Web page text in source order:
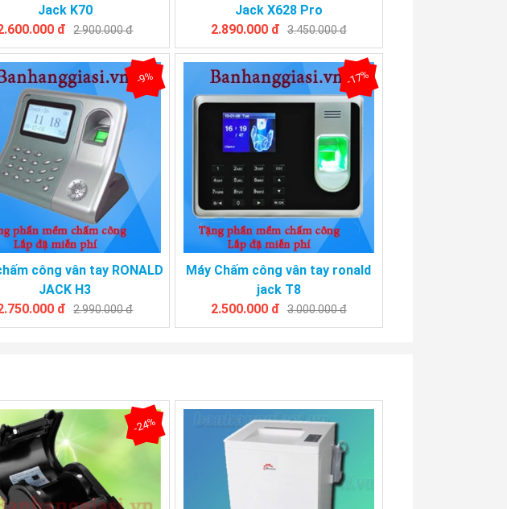
Jack K70
đ 2.900.000 đ
Jack X628 Pro
2.890.000 đ 3.450.000 đ
công vân tay RONALD
JACK H3
-9%
đ 2.990.000 đ
Máy Chấm công vân tay ronald
jack T8
-17%
2.500.000 đ 3.000.000 đ
-24%